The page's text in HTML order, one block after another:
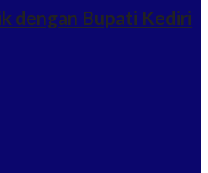
dengan Bupati Kediri